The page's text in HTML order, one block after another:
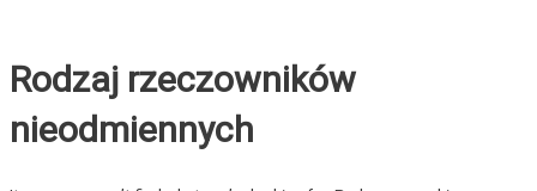
Rodzaj rzeczowników
nieodmiennych